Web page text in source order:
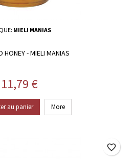
MIELI MANIAS
HONEY - MIELI MANIAS
Prix
11,79 €
au panier More
favorite_border